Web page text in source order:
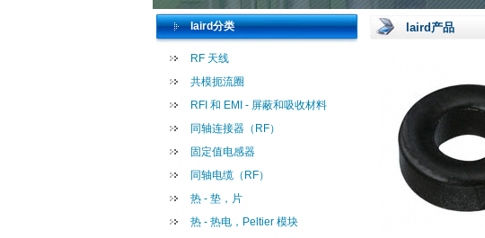
laird分类
RF 天线
共模扼流圈
RFI 和 EMI - 屏蔽和吸收材料
同轴连接器（RF）
固定值电感器
同轴电缆（RF）
热 - 垫，片
热 - 热电，Peltier 模块
laird产品